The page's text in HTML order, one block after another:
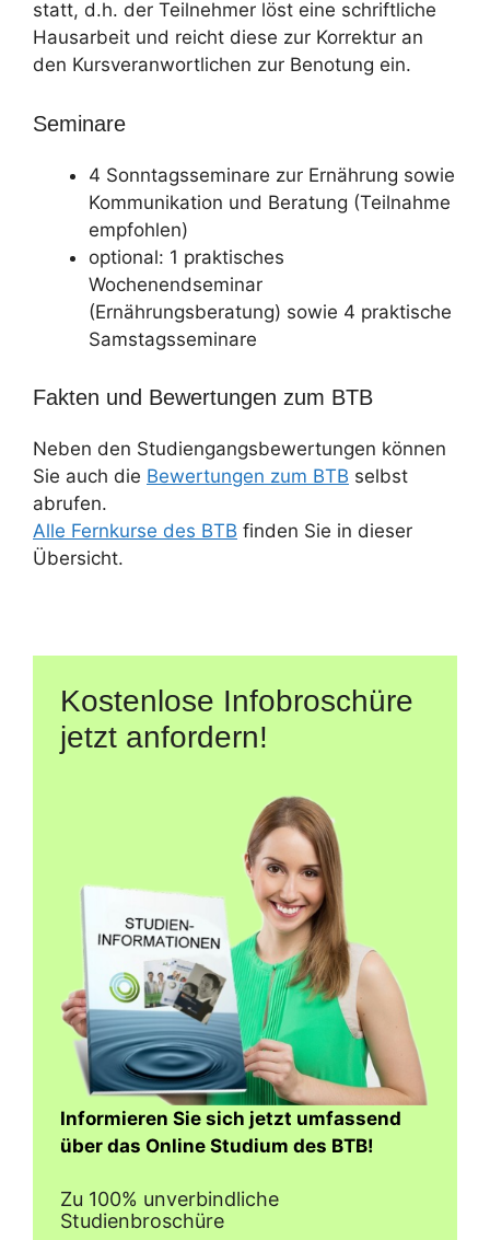
statt, d.h. der Teilnehmer löst eine schriftliche
Hausarbeit und reicht diese zur Korrektur an
den Kursveranwortlichen zur Benotung ein.
Seminare
4 Sonntagsseminare zur Ernährung sowie
Kommunikation und Beratung (Teilnahme
empfohlen)
optional: 1 praktisches
Wochenendseminar
(Ernährungsberatung) sowie 4 praktische
Samstagsseminare
Fakten und Bewertungen zum BTB
Neben den Studiengangsbewertungen können
Sie auch die Bewertungen zum BTB selbst
abrufen.
Alle Fernkurse des BTB finden Sie in dieser
Übersicht.
Kostenlose Infobroschüre
jetzt anfordern!
Informieren Sie sich jetzt umfassend
über das Online Studium des BTB!
Zu 100% unverbindliche
Studienbroschüre